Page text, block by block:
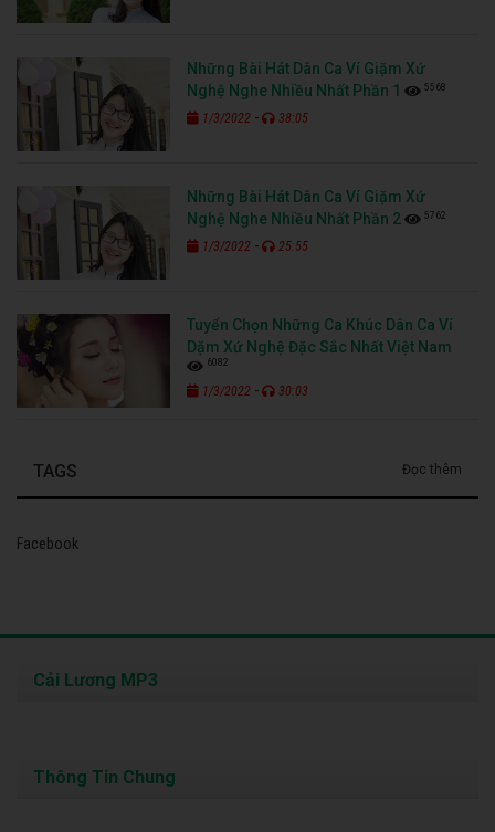
Những Bài Hát Dân Ca Ví Giặm Xứ
Nghệ Nghe Nhiều Nhất Phần 1
5568
1/3/2022 - 38:05
Những Bài Hát Dân Ca Ví Giặm Xứ
Nghệ Nghe Nhiều Nhất Phần 2
5762
1/3/2022 - 25:55
Tuyển Chọn Những Ca Khúc Dân Ca Ví
Dặm Xứ Nghệ Đặc Sắc Nhất Việt Nam
6082
1/3/2022 - 30:03
TAGS Đọc thêm
Facebook
Cải Lương MP3
Thông Tin Chung